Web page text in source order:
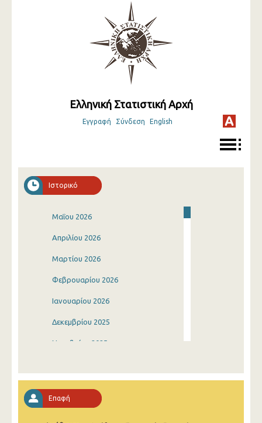
Ελληνική Στατιστική Αρχή
Εγγραφή Σύνδεση English
Ιστορικό
Μαΐου 2026
Απριλίου 2026
Μαρτίου 2026
Φεβρουαρίου 2026
Ιανουαρίου 2026
Δεκεμβρίου 2025
Νοεμβρίου 2025
Αυγούστου 2025
Επαφή